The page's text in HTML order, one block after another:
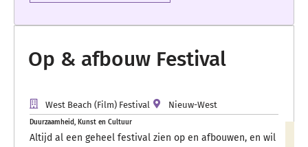
Op & afbouw Festival
West Beach (Film) Festival Nieuw-West
Duurzaamheid, Kunst en Cultuur
Altijd al een geheel festival zien op en afbouwen, en wil